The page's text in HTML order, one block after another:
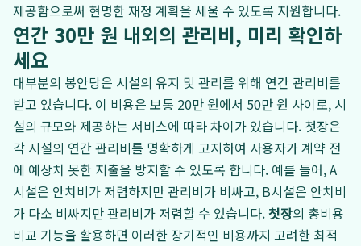
제공함으로써 현명한 재정 계획을 세울 수 있도록 지원합니다.
연간 30만 원 내외의 관리비, 미리 확인하
세요
대부분의 봉안당은 시설의 유지 및 관리를 위해 연간 관리비를
받고 있습니다. 이 비용은 보통 20만 원에서 50만 원 사이로, 시
설의 규모와 제공하는 서비스에 따라 차이가 있습니다. 첫장은
각 시설의 연간 관리비를 명확하게 고지하여 사용자가 계약 전
에 예상치 못한 지출을 방지할 수 있도록 합니다. 예를 들어, A
시설은 안치비가 저렴하지만 관리비가 비싸고, B시설은 안치비
가 다소 비싸지만 관리비가 저렴할 수 있습니다.첫장의 총비용
비교 기능을 활용하면 이러한 장기적인 비용까지 고려한 최적